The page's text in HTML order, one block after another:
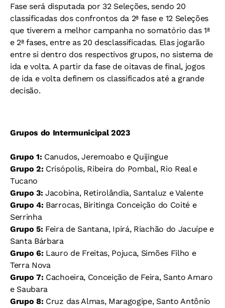
Fase será disputada por 32 Seleções, sendo 20
classificadas dos confrontos da 2ª fase e 12 Seleções
que tiverem a melhor campanha no somatório das 1ª
e 2ª fases, entre as 20 desclassificadas. Elas jogarão
entre si dentro dos respectivos grupos, no sistema de
ida e volta. A partir da fase de oitavas de final, jogos
de ida e volta definem os classificados até a grande
decisão.
Grupos do Intermunicipal 2023
Grupo 1: Canudos, Jeremoabo e Quijingue
Grupo 2: Crisópolis, Ribeira do Pombal, Rio Real e
Tucano
Grupo 3:Jacobina, Retirolândia, Santaluz e Valente
Grupo 4: Barrocas, Biritinga Conceição do Coité e
Serrinha
Grupo 5: Feira de Santana, Ipirá, Riachão do Jacuípe e
Santa Bárbara
Grupo 6: Lauro de Freitas, Pojuca, Simões Filho e
Terra Nova
Grupo 7: Cachoeira, Conceição de Feira, Santo Amaro
e Saubara
Grupo 8: Cruz das Almas, Maragogipe, Santo Antônio